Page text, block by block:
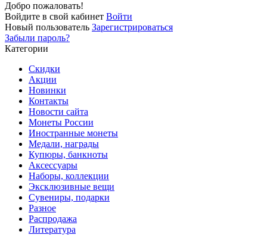
Добро пожаловать!
Войдите в свой кабинет Войти
Новый пользователь Зарегистрироваться
Забыли пароль?
Категории
Скидки
Акции
Новинки
Контакты
Новости сайта
Монеты России
Иностранные монеты
Медали, награды
Купюры, банкноты
Аксессуары
Наборы, коллекции
Эксклюзивные вещи
Сувениры, подарки
Разное
Распродажа
Литература